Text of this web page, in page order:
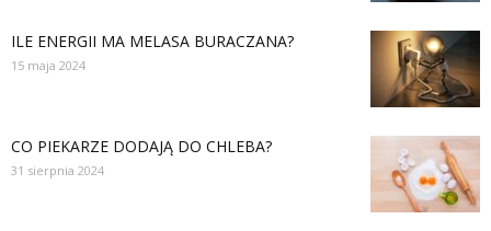
ILE ENERGII MA MELASA BURACZANA?
15 maja 2024
CO PIEKARZE DODAJĄ DO CHLEBA?
31 sierpnia 2024